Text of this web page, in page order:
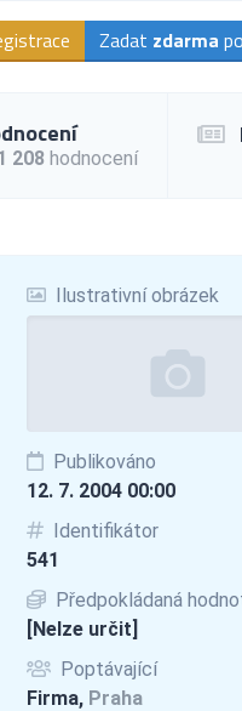
Zadat zdarma
208 hodnocení
Ilustrativní obrázek
Publikováno
12. 7. 2004 00:00
Identifikátor
541
Předpokládaná
[Nelze určit]
Poptávající
Firma, Praha